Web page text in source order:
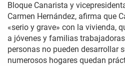
Bloque Canarista y
Carmen Hernández, afirma que
«serio y grave» con la vivienda,
a jóvenes y familias
personas no pueden desarrollar
numerosos hogares quedan